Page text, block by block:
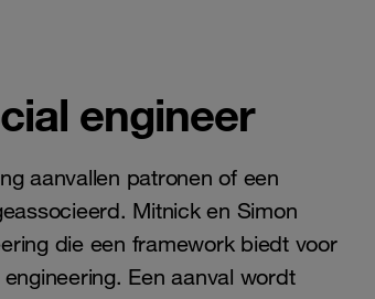
engineer
aanvallen patronen of een
Mitnick en Simon
die een framework biedt voor
Een aanval wordt